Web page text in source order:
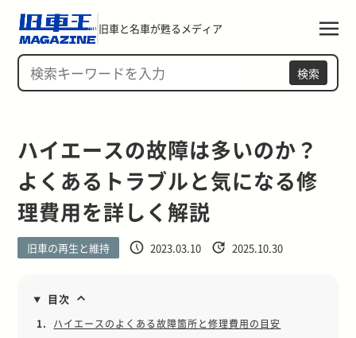
旧車と名車が甦るメディア
検索
ハイエースの故障は多いのか？
よくあるトラブルと気になる修
理費用を詳しく解説
旧車の再生と維持 2023.03.10 2025.10.30
目次
1.
ハイエースのよくある故障箇所と修理費用の目安